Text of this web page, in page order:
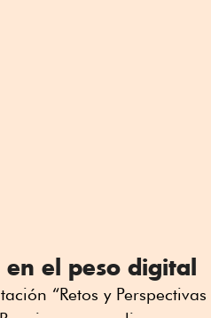
en el peso digital
“Retos y